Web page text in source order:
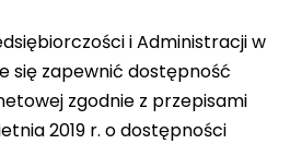
i Administracji w
się zapewnić dostępność
zgodnie z przepisami
2019 r. o dostępności